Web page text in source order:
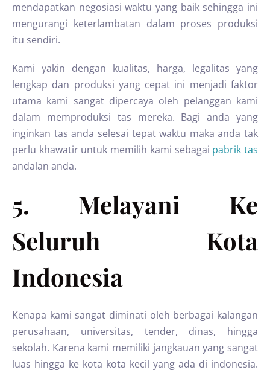
mendapatkan negosiasi waktu yang baik sehingga ini
mengurangi keterlambatan dalam proses produksi
itu sendiri.
Kami yakin dengan kualitas, harga, legalitas yang
lengkap dan produksi yang cepat ini menjadi faktor
utama kami sangat dipercaya oleh pelanggan kami
dalam memproduksi tas mereka. Bagi anda yang
inginkan tas anda selesai tepat waktu maka anda tak
perlu khawatir untuk memilih kami sebagai pabrik tas
andalan anda.
5. Melayani Ke
Seluruh Kota
Indonesia
Kenapa kami sangat diminati oleh berbagai kalangan
perusahaan, universitas, tender, dinas, hingga
sekolah. Karena kami memiliki jangkauan yang sangat
luas hingga ke kota kota kecil yang ada di indonesia.